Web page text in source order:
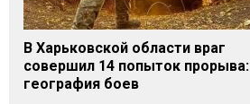
В Харьковской области враг
совершил 14 попыток прорыва:
география боев